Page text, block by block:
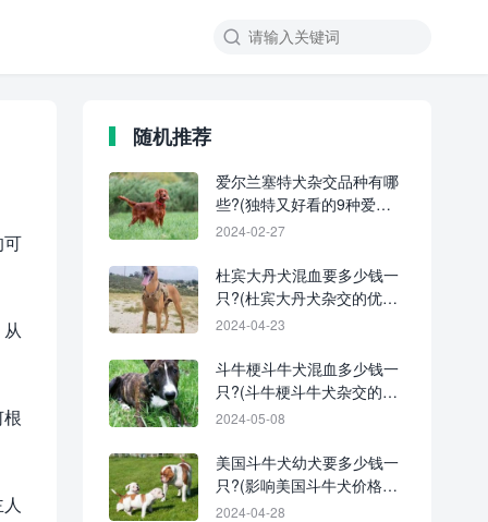
随机推荐
爱尔兰塞特犬杂交品种有哪
些?(独特又好看的9种爱尔
兰塞特犬)
2024-02-27
杜宾大丹犬混血要多少钱一
只?(杜宾大丹犬杂交的优缺
点)
2024-04-23
斗牛梗斗牛犬混血多少钱一
只?(斗牛梗斗牛犬杂交的优
缺点)
2024-05-08
美国斗牛犬幼犬要多少钱一
只?(影响美国斗牛犬价格的
4个因素)
2024-04-28